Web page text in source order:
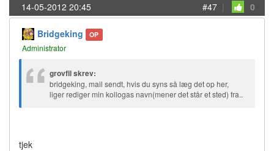
14-05-2012 20:45 #47 | 0
Bridgeking OP
Administrator
grovfil skrev:
bridgeking, mail sendt, hvis du syns så læg det op her,
liger rediger min kollogas navn(mener det står et sted) fra..
tjek